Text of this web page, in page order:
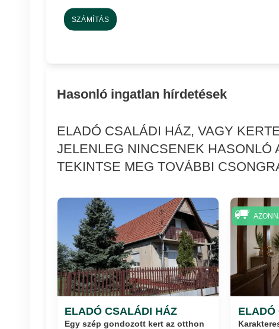
SZÁMÍTÁS
Hasonló ingatlan hírdetések
ELADÓ CSALÁDI HÁZ, VAGY
JELENLEG NINCSENEK HASONLÓ
TEKINTSE MEG TOVÁBBI
ELADÓ CSALÁDI HÁZ
Egy szép gondozott kert az otthon
ELADÓ